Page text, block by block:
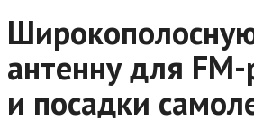
антенну для
и посадки